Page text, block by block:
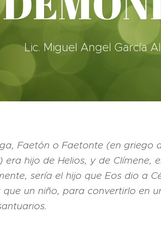
Lic. Miguel Angel García
Faetón o Faetonte (en griego
hijo de Helios, y de Clímene,
sería el hijo que Eos dio a
un niño, para convertirlo en